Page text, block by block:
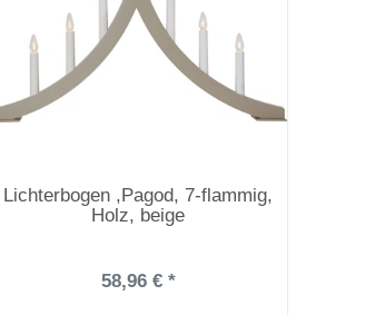
Lichterbogen ,Pagod, 7-flammig,
Holz, beige
58,96 € *